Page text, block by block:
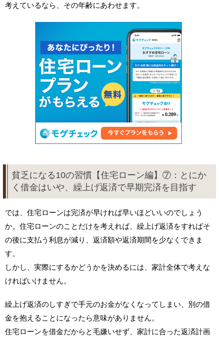
考えているなら、その年齢にあわせます。
貧乏になる10の習慣【住宅ローン編】⑦：とにか
く借金はいや、繰上げ返済で早期完済を目指す
では、住宅ローンは完済が早ければ早いほどいいのでしょう
か。住宅ローンのことだけを考えれば、繰上げ返済をすればそ
の後に支払う利息が減り、返済額や返済期間を少なくできま
す。
しかし、実際にするかどうかを決めるには、家計全体で考えな
ければいけません。
繰上げ返済のしすぎで手元のお金がなくなってしまい、別の借
金を抱えることになったら意味がありません。
住宅ローンを借金だからと毛嫌いせず、家計に合った返済計画